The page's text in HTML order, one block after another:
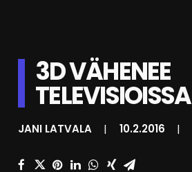
KESKUSTELU
SHOP
HAKU
3D VÄHENEE
TELEVISIOISSA
JANI LATVALA | 10.2.2016 |